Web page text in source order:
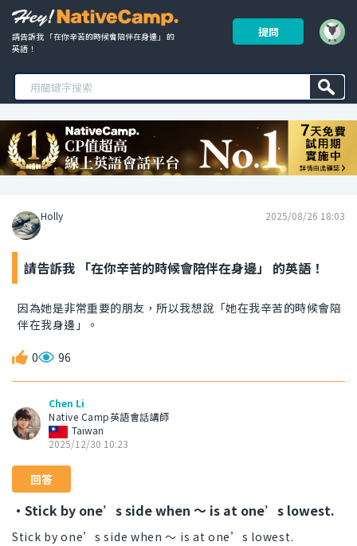
請告訴我 「在你辛苦的時候會陪伴在身邊」 的
英語！
提問
Holly 2025/08/26 18:03
請告訴我 「在你辛苦的時候會陪伴在身邊」 的英語！
因為她是非常重要的朋友，所以我想說「她在我辛苦的時候會陪
伴在我身邊」。
0 96
Chen Li
Native Camp英語會話講師
Taiwan
2025/12/30 10:23
回答
・Stick by one’s side when 〜 is at one’s lowest.
Stick by one’s side when 〜 is at one’s lowest.